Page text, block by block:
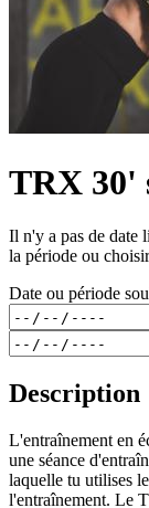
TRX 30'
Il n'y a pas de date
la période ou
Date ou période
Description
L'entraînement en
une séance
laquelle tu utilises
l'entraînement. Le